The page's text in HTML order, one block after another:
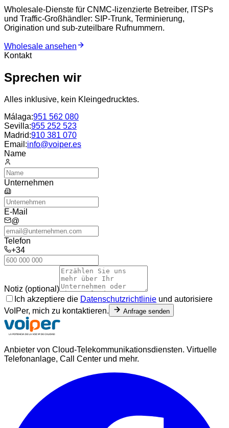
Wholesale-Dienste für CNMC-lizenzierte Betreiber, ITSPs
und Traffic-Großhändler: SIP-Trunk, Terminierung,
Origination und sub-zuteilbare Rufnummern.
Wholesale ansehen
Kontakt
Sprechen wir
Alles inklusive, kein Kleingedrucktes.
Málaga:951 562 080
Sevilla:955 252 523
Madrid:910 381 070
Email:info@voiper.es
Name
Unternehmen
E-Mail
@
Telefon
+34
Notiz (optional)
Ich akzeptiere die Datenschutzrichtlinie und autorisiere
VoIPer, mich zu kontaktieren.
Anfrage senden
Anbieter von Cloud-Telekommunikationsdiensten. Virtuelle
Telefonanlage, Call Center und mehr.